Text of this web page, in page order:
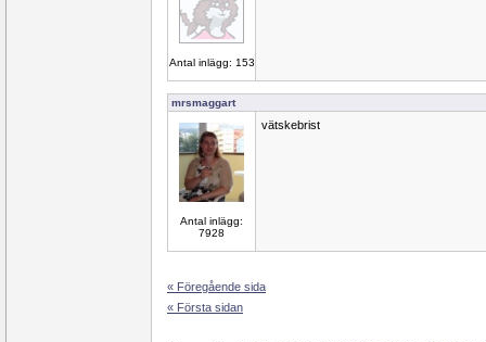
Antal inlägg: 153
mrsmaggart
Antal inlägg:
7928
vätskebrist
« Föregående sida
« Första sidan